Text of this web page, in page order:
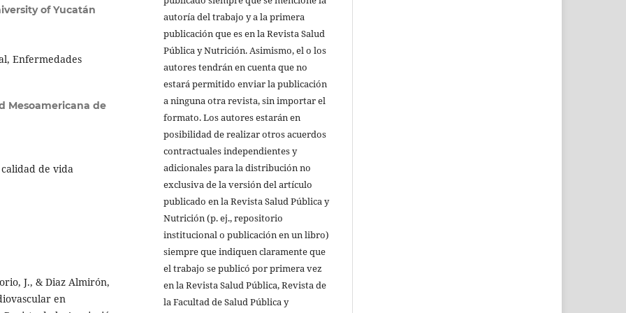
of Yucatán
Enfermedades
Mesoamericana de
de vida
J., & Diaz Almirón,
en
autoría del trabajo y a la primera
publicación que es en la Revista Salud
Pública y Nutrición. Asimismo, el o los
autores tendrán en cuenta que no
estará permitido enviar la publicación
a ninguna otra revista, sin importar el
formato. Los autores estarán en
posibilidad de realizar otros acuerdos
contractuales independientes y
adicionales para la distribución no
exclusiva de la versión del artículo
publicado en la Revista Salud Pública y
Nutrición (p. ej., repositorio
institucional o publicación en un libro)
siempre que indiquen claramente que
el trabajo se publicó por primera vez
en la Revista Salud Pública, Revista de
la Facultad de Salud Pública y